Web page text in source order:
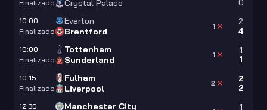
Finalizado
Crystal Palace
0
10:00
Finalizado
Everton
Brentford
2
4
1
10:00
Finalizado
Tottenham
Sunderland
1
1
1
10:15
Finalizado
Fulham
Liverpool
2
2
2
12:30
Manchester City
1